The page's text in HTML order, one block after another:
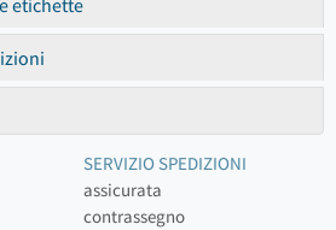
etichette
SERVIZIO SPEDIZIONI
assicurata
contrassegno